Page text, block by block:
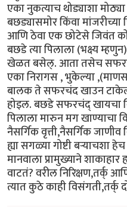
एका नुकत्याच थोड्याशा
बछड्यासमोर किंवा
आणि ठेवा एक छोटेसे जिवंत
बछडे त्या पिलाला (भक्ष्य
खेळत बसेल्. आता तसेच
एका निरागस , भुकेल्या
बालक ते सफरचंद खाउन
होइल. बछडे सफरचंद् खायचा
पिलाला मारुन मग खाण्याचा
नैसर्गिक वृत्ती,नैसर्गिक
ह्या सगळ्या गोष्टी बर्‍याचशा
मानवाला प्रामुख्याने
वाटतं? वरील निरिक्षण,तर्क्
त्यात कुठे काही विसंगती,तर्क्